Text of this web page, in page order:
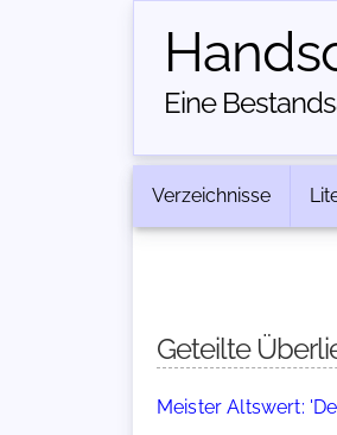
Eine
Verzeichnisse
Geteilte
Meister Altswert: